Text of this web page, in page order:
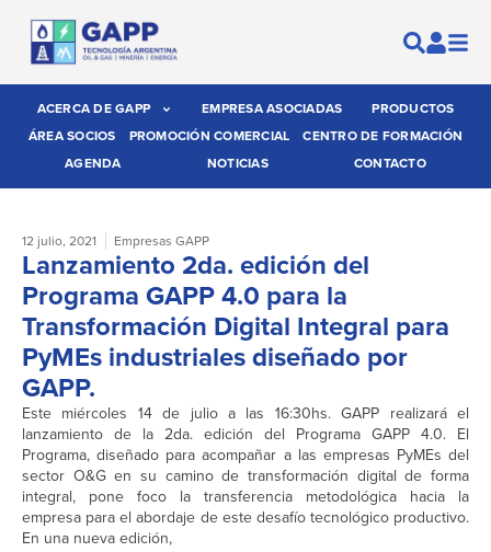
ACERCA DE GAPP EMPRESA ASOCIADAS
PRODUCTOS
ÁREA SOCIOS
PROMOCIÓN COMERCIAL
CENTRO DE FORMACIÓN
AGENDA
NOTICIAS CONTACTO
12 julio, 2021 Empresas GAPP
Lanzamiento 2da. edición del
Programa GAPP 4.0 para la
Transformación Digital Integral para
PyMEs industriales diseñado por
GAPP.
Este miércoles 14 de julio a las 16:30hs. GAPP realizará el
lanzamiento de la 2da. edición del Programa GAPP 4.0. El
Programa, diseñado para acompañar a las empresas PyMEs del
sector O&G en su camino de transformación digital de forma
integral, pone foco la transferencia metodológica hacia la
empresa para el abordaje de este desafío tecnológico productivo.
En una nueva edición,